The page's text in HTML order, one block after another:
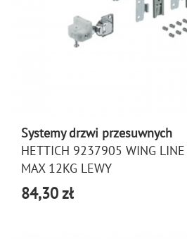
Systemy drzwi przesuwnych
HETTICH 9237905 WING LINE
MAX 12KG LEWY
84,30 zł